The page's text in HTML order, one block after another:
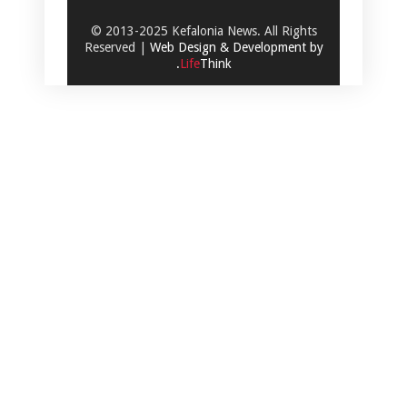
© 2013-2025 Kefalonia News. All Rights
Reserved | Web Design & Development by
.LifeThink